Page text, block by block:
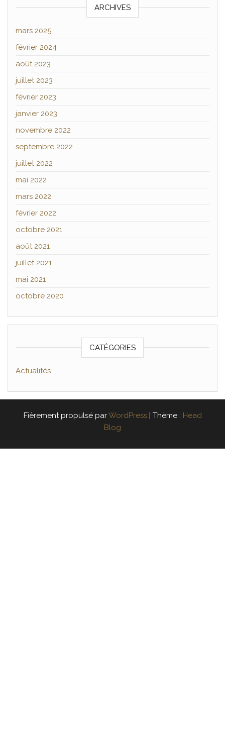
ARCHIVES
mars 2025
février 2024
août 2023
juillet 2023
février 2023
janvier 2023
novembre 2022
septembre 2022
juillet 2022
mai 2022
mars 2022
février 2022
octobre 2021
août 2021
juillet 2021
mai 2021
octobre 2020
CATÉGORIES
Actualités
Fièrement propulsé parWordPress Thème : Head
Blog